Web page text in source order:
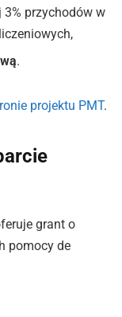
przychodów w
.
projektu PMT.
grant o
pomocy de